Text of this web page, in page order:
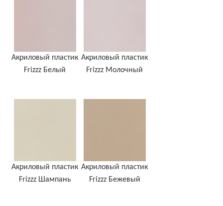
Акриловый пластик
Frizzz Белый
Акриловый пластик
Frizzz Молочный
Акриловый пластик
Frizzz Шампань
Акриловый пластик
Frizzz Бежевый